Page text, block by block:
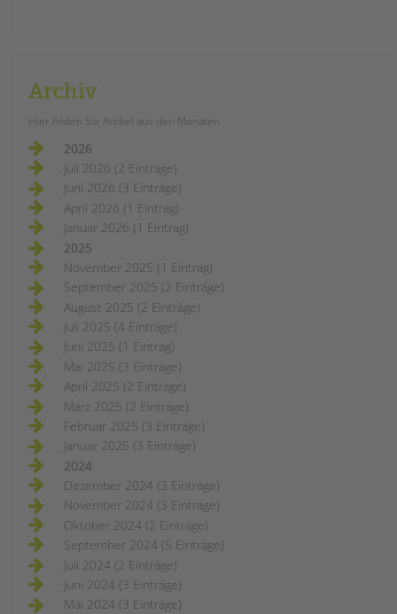
Norden Neuköllns: Im Dezember
haben wir ungewöhnliche und
interessante Geschichten von
unseren Kolleg*innen gehört.
weiterlesenmenschen
im
harzer
kiez:
dezember
Archiv
Hier finden Sie Artikel aus den Monaten
2026
Juli 2026 (2 Einträge)
Juni 2026 (3 Einträge)
April 2026 (1 Eintrag)
Januar 2026 (1 Eintrag)
2025
November 2025 (1 Eintrag)
September 2025 (2 Einträge)
August 2025 (2 Einträge)
Juli 2025 (4 Einträge)
Juni 2025 (1 Eintrag)
Mai 2025 (3 Einträge)
April 2025 (2 Einträge)
März 2025 (2 Einträge)
Februar 2025 (3 Einträge)
Januar 2025 (3 Einträge)
2024
Dezember 2024 (3 Einträge)
November 2024 (3 Einträge)
Oktober 2024 (2 Einträge)
September 2024 (5 Einträge)
Juli 2024 (2 Einträge)
Juni 2024 (3 Einträge)
Mai 2024 (3 Einträge)